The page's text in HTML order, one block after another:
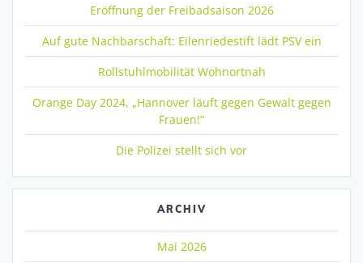
Eröffnung der Freibadsaison 2026
Auf gute Nachbarschaft: Eilenriedestift lädt PSV ein
Rollstuhlmobilität Wohnortnah
Orange Day 2024, „Hannover läuft gegen Gewalt gegen
Frauen!“
Die Polizei stellt sich vor
ARCHIV
Mai 2026